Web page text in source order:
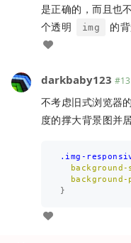
是正确的，而且也
个透明
img 的背
darkbaby123 #13
不考虑旧式浏览器
度的撑大背景图并
.img-
}